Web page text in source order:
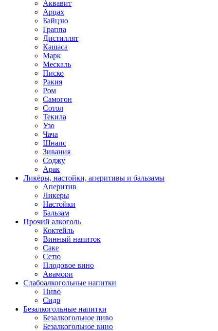
Аквавит
Арцах
Байцзю
Граппа
Дистиллят
Кашаса
Марк
Мескаль
Писко
Ракия
Ром
Самогон
Сотол
Текила
Узо
Чача
Шнапс
Зивания
Соджу
Арак
Ликёры, настойки, аперитивы и бальзамы
Аперитив
Ликеры
Настойки
Бальзам
Прочий алкоголь
Коктейль
Винный напиток
Саке
Сетю
Плодовое вино
Авамори
Слабоалкогольные напитки
Пиво
Сидр
Безалкогольные напитки
Безалкогольное пиво
Безалкогольное вино